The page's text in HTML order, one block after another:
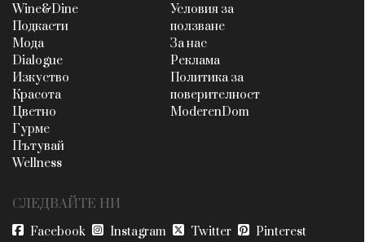
Wine&Dine
Подкасти
Мода
Dialogue
Изкуство
Красота
Цветно
Гурме
Пътувай
Wellness
Условия за
ползване
За нас
Реклама
Политика за
поверителност
ModerenDom
СЛЕДВАЙТЕ НИ
Facebook Instagram Twitter
Pinterest